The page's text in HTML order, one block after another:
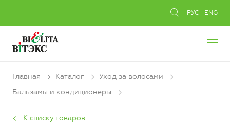
РУС ENG
Главная Каталог
Уход за волосами
Бальзамы и кондиционеры
К списку товаров